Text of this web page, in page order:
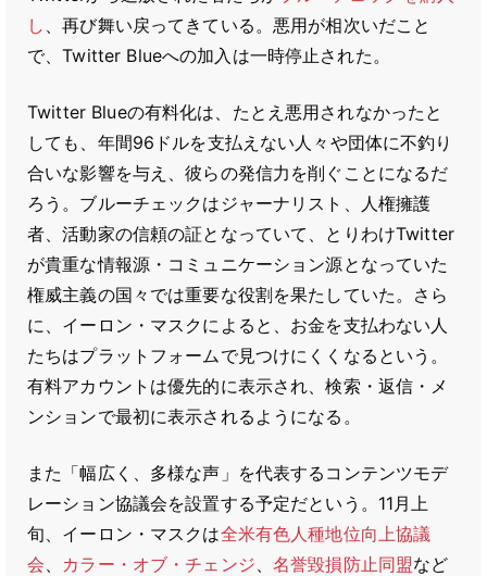
し 、再び舞い戻ってきている。悪用が相次いだこと
で、Twitter Blueへの加入は一時停止された。
Twitter Blueの有料化は、たとえ悪用されなかったと
しても、年間96ドルを支払えない人々や団体に不釣り
合いな影響を与え、彼らの発信力を削ぐことになるだ
ろう。ブルーチェックはジャーナリスト、人権擁護
者、活動家の信頼の証となっていて、とりわけTwitter
が貴重な情報源・コミュニケーション源となっていた
権威主義の国々では重要な役割を果たしていた。さら
に、イーロン・マスクによると、お金を支払わない人
たちはプラットフォームで見つけにくくなるという。
有料アカウントは優先的に表示され、検索・返信・メ
ンションで最初に表示されるようになる。
また「幅広く、多様な声」を代表するコンテンツモデ
レーション協議会を設置する予定だという。11月上
旬、イーロン・マスクは全米有色人種地位向上協議
会、 カラー・オブ・チェンジ、 名誉毀損防止同盟など